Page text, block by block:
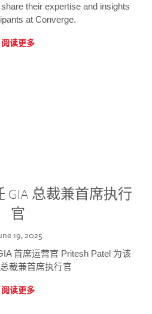
their expertise and insights
at Converge.
阅读更多
GIA 总裁兼首席执行
官
19, 2025
首席运营官 Pritesh Patel 为该
裁兼首席执行官
阅读更多